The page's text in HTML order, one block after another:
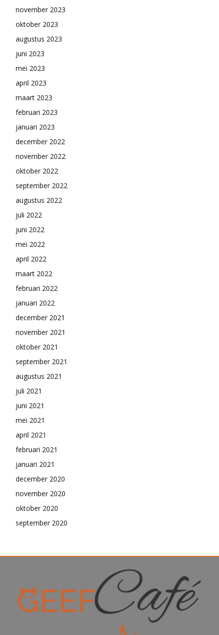
november 2023
oktober 2023
augustus 2023
juni 2023
mei 2023
april 2023
maart 2023
februari 2023
januari 2023
december 2022
november 2022
oktober 2022
september 2022
augustus 2022
juli 2022
juni 2022
mei 2022
april 2022
maart 2022
februari 2022
januari 2022
december 2021
november 2021
oktober 2021
september 2021
augustus 2021
juli 2021
juni 2021
mei 2021
april 2021
februari 2021
januari 2021
december 2020
november 2020
oktober 2020
september 2020